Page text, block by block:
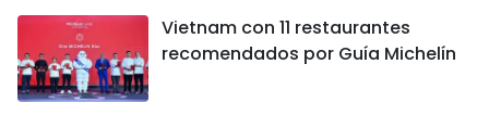
Vietnam con 11 restaurantes
recomendados por Guía Michelín